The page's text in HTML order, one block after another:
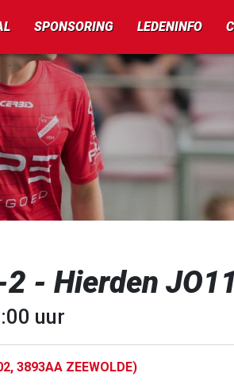
SPONSORING LEDENINFO
- Hierden
uur
3893AA ZEEWOLDE)